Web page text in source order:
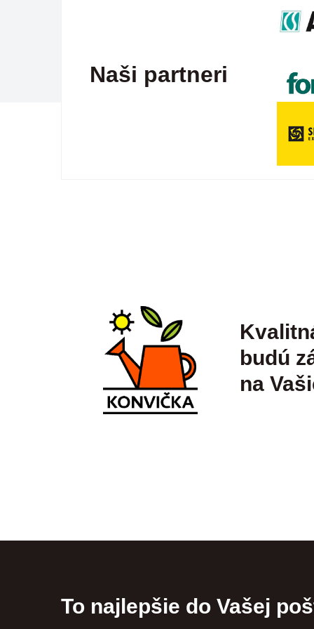
Naši partneri
budú
na
To najlepšie do Vašej